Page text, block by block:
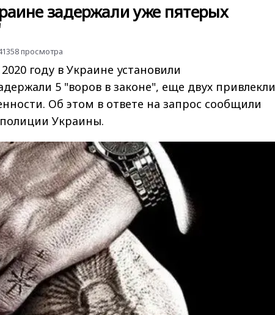
задержали уже пятерых
просмотра
году в Украине установили
5 "воров в законе", еще двух привлекли
Об этом в ответе на запрос сообщили
Украины.